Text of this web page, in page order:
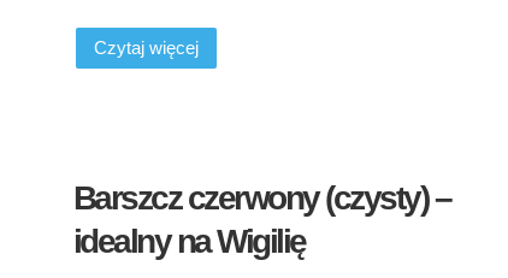
Czytaj więcej
Barszcz czerwony (czysty) –
idealny na Wigilię